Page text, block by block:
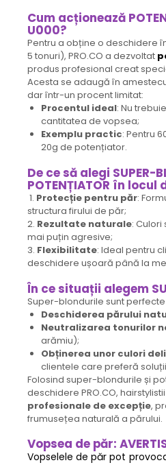
Cum acționează
U000?
Pentru a obține o deschidere
5 tonuri), PRO.CO a dezvoltat
produs profesional creat
Acesta se adaugă în
dar într-un procent limitat:
Procentul ideal: Nu
cantitatea de vopsea;
Exemplu practic: Pentru
20g de potențiator.
De ce să alegi SUPER-
POTENȚIATOR în
1. Protecție pentru păr:
structura firului de păr;
2. Rezultate naturale:
mai puțin agresive;
3. Flexibilitate: Ideal pentru
deschidere ușoară până la
În ce situații alegem
Super-blondurile sunt
Deschiderea părului
Neutralizarea tonurilor
arămiu);
Obținerea unor culori
clientele care preferă
Folosind super-blondurile și
deschidere PRO.CO,
profesionale de excepție,
frumusețea naturală a părului.
Vopsea de păr:
Vopselele de păr pot